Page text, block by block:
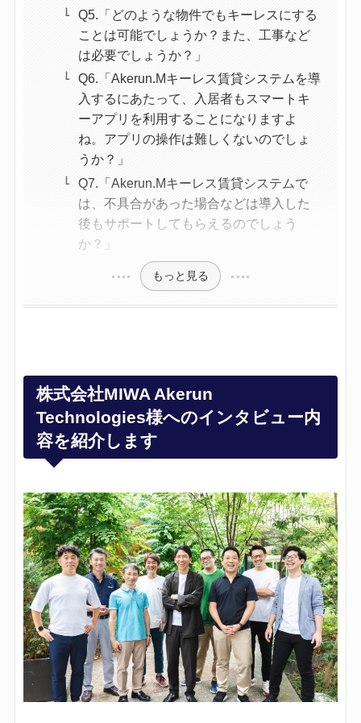
Q5.「どのような物件でもキーレスにする
ことは可能でしょうか？また、工事など
は必要でしょうか？」
Q6.「Akerun.Mキーレス賃貸システムを導
入するにあたって、入居者もスマートキ
ーアプリを利用することになりますよ
ね。アプリの操作は難しくないのでしょ
うか？」
Q7.「Akerun.Mキーレス賃貸システムで
は、不具合があった場合などは導入した
後もサポートしてもらえるのでしょう
か？」
もっと見る
株式会社MIWA Akerun
Technologies様へのインタビュー内
容を紹介します